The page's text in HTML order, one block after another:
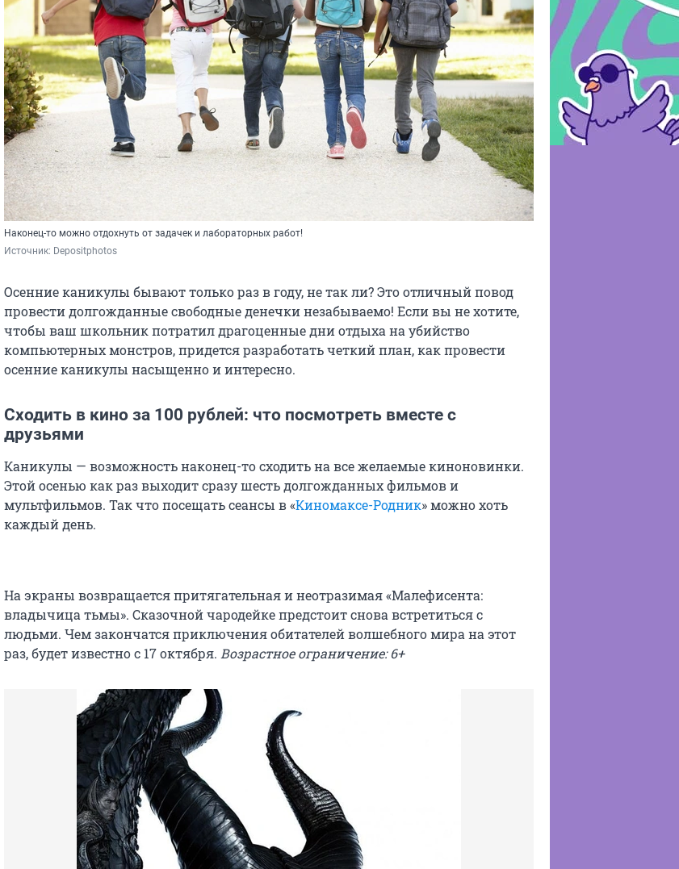
Наконец-то можно отдохнуть от задачек и лабораторных работ!
Источник: Depositphotos
Осенние каникулы бывают только раз в году, не так ли? Это отличный повод
провести долгожданные свободные денечки незабываемо! Если вы не хотите,
чтобы ваш школьник потратил драгоценные дни отдыха на убийство
компьютерных монстров, придется разработать четкий план, как провести
осенние каникулы насыщенно и интересно.
Сходить в кино за 100 рублей: что посмотреть вместе с
друзьями
Каникулы — возможность наконец-то сходить на все желаемые киноновинки.
Этой осенью как раз выходит сразу шесть долгожданных фильмов и
мультфильмов. Так что посещать сеансы в «Киномаксе-Родник» можно хоть
каждый день.
На экраны возвращается притягательная и неотразимая «Малефисента:
владычица тьмы». Сказочной чародейке предстоит снова встретиться с
людьми. Чем закончатся приключения обитателей волшебного мира на этот
раз, будет известно с 17 октября. Возрастное ограничение: 6+